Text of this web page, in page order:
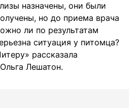
назначены, они были
но до приема врача
ли по результатам
ситуация у питомца?
рассказала
Лешатон.